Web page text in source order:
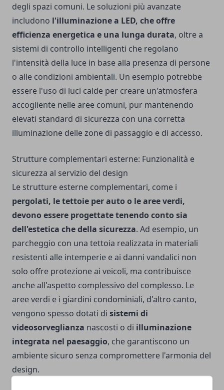
degli spazi comuni. Le soluzioni più avanzate
includono l'illuminazione a LED, che offre
efficienza energetica e una lunga durata, oltre a
sistemi di controllo intelligenti che regolano
l'intensità della luce in base alla presenza di persone
o alle condizioni ambientali. Un esempio potrebbe
essere l'uso di luci calde per creare un'atmosfera
accogliente nelle aree comuni, pur mantenendo
elevati standard di sicurezza con una corretta
illuminazione delle zone di passaggio e di accesso.
Strutture complementari esterne: Funzionalità e
sicurezza al servizio del design
Le strutture esterne complementari, come i
pergolati, le tettoie per auto o le aree verdi,
devono essere progettate tenendo conto sia
dell'estetica che della sicurezza. Ad esempio, un
parcheggio con una tettoia realizzata in materiali
resistenti alle intemperie e ai danni vandalici non
solo offre protezione ai veicoli, ma contribuisce
anche all'aspetto complessivo del complesso. Le
aree verdi e i giardini condominiali, d'altro canto,
vengono spesso dotati di sistemi di
videosorveglianza nascosti o di illuminazione
integrata nel paesaggio, che garantiscono un
ambiente sicuro senza compromettere l'armonia del
design.